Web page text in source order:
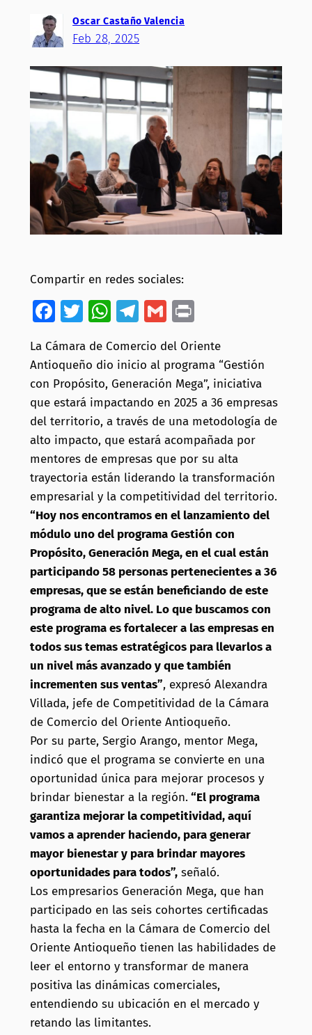
Oscar Castaño Valencia
Feb 28, 2025
Compartir en redes sociales:
Facebook
Twitter
WhatsApp
Telegram
GmailPrint
La Cámara de Comercio del Oriente
Antioqueño dio inicio al programa “Gestión
con Propósito, Generación Mega”, iniciativa
que estará impactando en 2025 a 36 empresas
del territorio, a través de una metodología de
alto impacto, que estará acompañada por
mentores de empresas que por su alta
trayectoria están liderando la transformación
empresarial y la competitividad del territorio.
“Hoy nos encontramos en el lanzamiento del
módulo uno del programa Gestión con
Propósito, Generación Mega, en el cual están
participando 58 personas pertenecientes a 36
empresas, que se están beneficiando de este
programa de alto nivel. Lo que buscamos con
este programa es fortalecer a las empresas en
todos sus temas estratégicos para llevarlos a
un nivel más avanzado y que también
incrementen sus ventas”, expresó Alexandra
Villada, jefe de Competitividad de la Cámara
de Comercio del Oriente Antioqueño.
Por su parte, Sergio Arango, mentor Mega,
indicó que el programa se convierte en una
oportunidad única para mejorar procesos y
brindar bienestar a la región.“El programa
garantiza mejorar la competitividad, aquí
vamos a aprender haciendo, para generar
mayor bienestar y para brindar mayores
oportunidades para todos”,señaló.
Los empresarios Generación Mega, que han
participado en las seis cohortes certificadas
hasta la fecha en la Cámara de Comercio del
Oriente Antioqueño tienen las habilidades de
leer el entorno ytransformar de manera
positiva las dinámicas comerciales,
entendiendo su ubicación en el mercado y
retando las limitantes.